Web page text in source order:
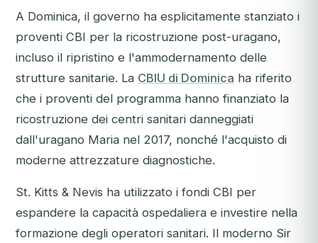
A Dominica, il governo ha esplicitamente stanziato i
proventi CBI per la ricostruzione post-uragano,
incluso il ripristino e l'ammodernamento delle
strutture sanitarie. La CBIU di Dominica ha riferito
che i proventi del programma hanno finanziato la
ricostruzione dei centri sanitari danneggiati
dall'uragano Maria nel 2017, nonché l'acquisto di
moderne attrezzature diagnostiche.
St. Kitts & Nevis ha utilizzato i fondi CBI per
espandere la capacità ospedaliera e investire nella
formazione degli operatori sanitari. Il moderno Sir